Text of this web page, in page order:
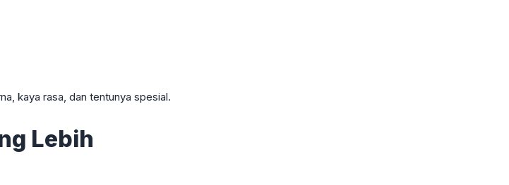
kaya rasa, dan tentunya spesial.
Lebih